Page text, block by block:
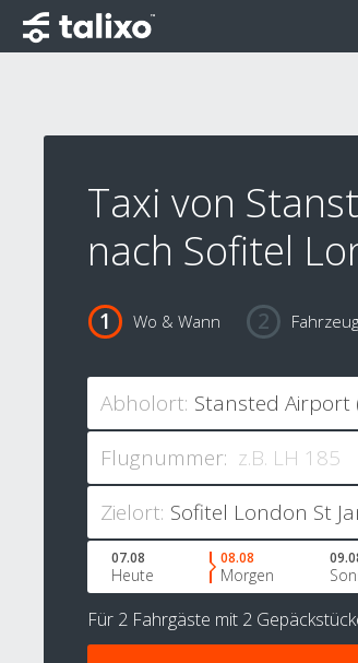
Taxi von
nach Sofitel
Wo & Wann
Abholort:
Flugnummer:
Zielort:
07.08
Heute
08.08
Morgen
Für 2 Fahrgäste mit 2